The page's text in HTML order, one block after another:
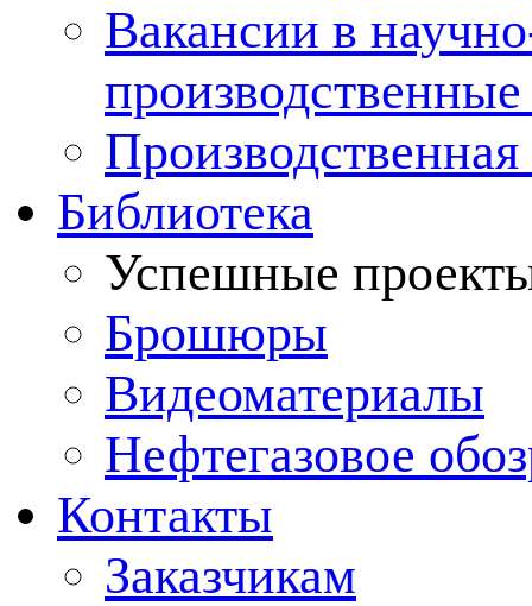
Вакансии в
Производственная
Библиотека
Успешные
Брошюры
Видеоматериалы
Нефтегазовое
Контакты
Заказчикам